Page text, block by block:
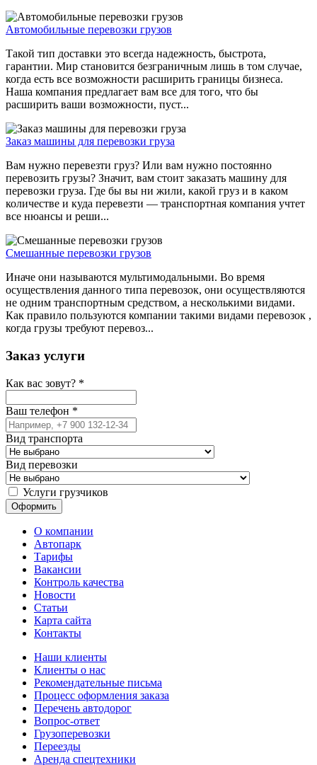
Автомобильные перевозки грузов
Такой тип доставки это всегда надежность, быстрота,
гарантии. Мир становится безграничным лишь в том случае,
когда есть все возможности расширить границы бизнеса.
Наша компания предлагает вам все для того, что бы
расширить ваши возможности, пуст...
Заказ машины для перевозки груза
Вам нужно перевезти груз? Или вам нужно постоянно
перевозить грузы? Значит, вам стоит заказать машину для
перевозки груза. Где бы вы ни жили, какой груз и в каком
количестве и куда перевезти — транспортная компания учтет
все нюансы и реши...
Смешанные перевозки грузов
Иначе они называются мультимодальными. Во время
осуществления данного типа перевозок, они осуществляются
не одним транспортным средством, а несколькими видами.
Как правило пользуются компании такими видами перевозок ,
когда грузы требуют перевоз...
Заказ услуги
Как вас зовут? *
Ваш телефон *
Вид транспорта
Вид перевозки
Услуги грузчиков
О компании
Автопарк
Тарифы
Вакансии
Контроль качества
Новости
Статьи
Карта сайта
Контакты
Наши клиенты
Клиенты о нас
Рекомендательные письма
Процесс оформления заказа
Перечень автодорог
Вопрос-ответ
Грузоперевозки
Переезды
Аренда спецтехники